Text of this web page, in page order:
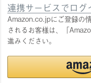
連携サービスでログ
Amazon.co.jpにご登録の
されるお客様は、「
進みください。